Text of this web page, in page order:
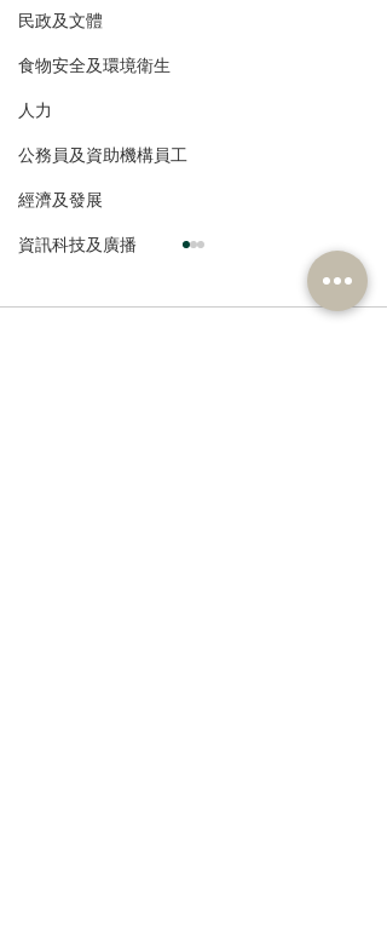
民政及文體
食物安全及環境衛生
人力
公務員及資助機構員工
經濟及發展
資訊科技及廣播